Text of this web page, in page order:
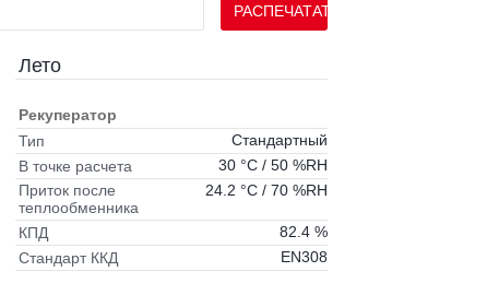
РАСПЕЧАТАТЬ
Лето
Рекуператор
Тип
Стандартный
В точке расчета
30 °C / 50 %RH
Приток после
теплообменника
24.2 °C / 70 %RH
КПД
82.4 %
Стандарт ККД
EN308